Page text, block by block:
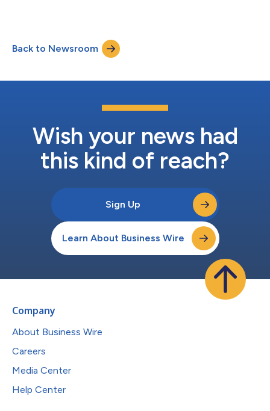
hidrogênio do país que visa descarbonizar o setor de energia
dos EUA, continua a progredir na Fase 1 do Programa H2Hubs
do Departamento de Energia dos EUA (DOE). Esse...
Back to Newsroom
Wish your news had
this kind of reach?
Sign Up
Learn About Business Wire
Company
About Business Wire
Careers
Media Center
Help Center